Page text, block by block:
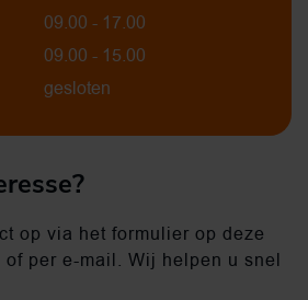
09.00 - 17.00
09.00 - 15.00
gesloten
op via het formulier op deze
per e-mail. Wij helpen u snel